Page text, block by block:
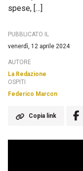
spese, […]
PUBBLICATO IL
venerdì, 12 aprile 2024
AUTORE
La Redazione
OSPITI
Federico Marcon
Copia link